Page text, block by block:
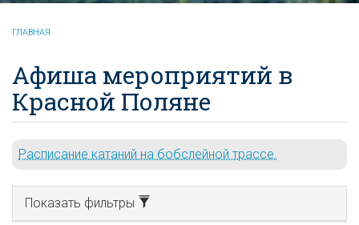
ГЛАВНАЯ
Афиша мероприятий в
Красной Поляне
Расписание катаний на бобслейной трассе.
Показать фильтры